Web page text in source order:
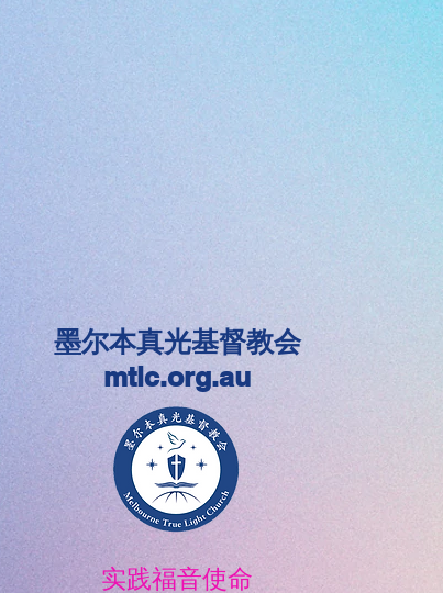
墨尔本真光基督教会
mtlc.org.au
实践福音使命